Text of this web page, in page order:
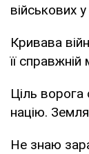
військових
Кривава
її
Ціль ворога
націю.
Не знаю